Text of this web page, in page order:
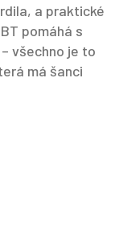
a praktické
pomáhá s
všechno je to
má šanci